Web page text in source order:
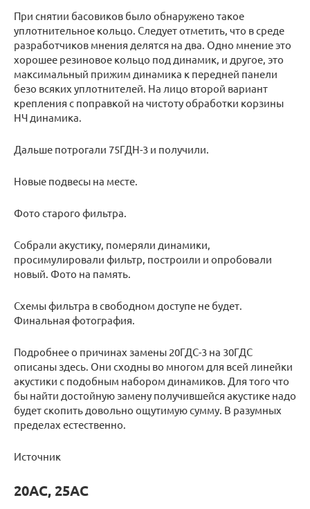
При снятии басовиков было обнаружено такое
уплотнительное кольцо. Следует отметить, что в среде
разработчиков мнения делятся на два. Одно мнение это
хорошее резиновое кольцо под динамик, и другое, это
максимальный прижим динамика к передней панели
безо всяких уплотнителей. На лицо второй вариант
крепления с поправкой на чистоту обработки корзины
НЧ динамика.
Дальше потрогали 75ГДН-3 и получили.
Новые подвесы на месте.
Фото старого фильтра.
Собрали акустику, померяли динамики,
просимулировали фильтр, построили и опробовали
новый. Фото на память.
Схемы фильтра в свободном доступе не будет.
Финальная фотография.
Подробнее о причинах замены 20ГДС-3 на 30ГДС
описаны здесь. Они сходны во многом для всей линейки
акустики с подобным набором динамиков. Для того что
бы найти достойную замену получившейся акустике надо
будет скопить довольно ощутимую сумму. В разумных
пределах естественно.
Источник
20АС, 25АС